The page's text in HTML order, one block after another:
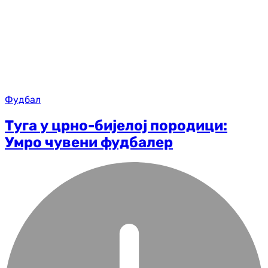
Фудбал
Туга у црно-бијелој породици:
Умро чувени фудбалер